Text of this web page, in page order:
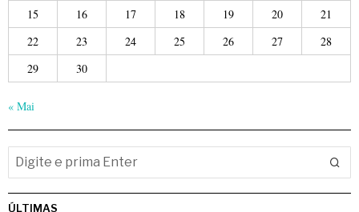
15
16 17 18 19 20
21
22
23 24 25 26 27
28
29
30
« Mai
ÚLTIMAS